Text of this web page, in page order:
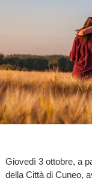
Giovedì 3 ottobre, a
della Città di Cuneo,